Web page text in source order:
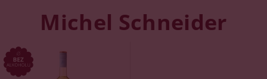
Michel Schneider